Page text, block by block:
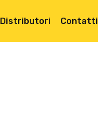
Distributori Contatti